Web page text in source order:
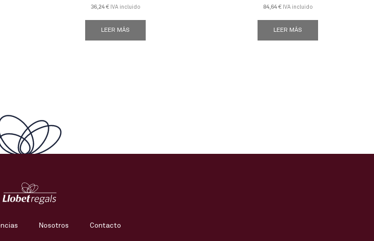
36,24 €IVA incluido
LEER MÁS
84,64 €IVA incluido
LEER MÁS
Nosotros Contacto